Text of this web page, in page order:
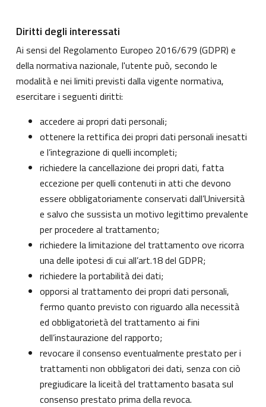
Diritti degli interessati
Ai sensi del Regolamento Europeo 2016/679 (GDPR) e
della normativa nazionale, l'utente può, secondo le
modalità e nei limiti previsti dalla vigente normativa,
esercitare i seguenti diritti:
accedere ai propri dati personali;
ottenere la rettifica dei propri dati personali inesatti
e l’integrazione di quelli incompleti;
richiedere la cancellazione dei propri dati, fatta
eccezione per quelli contenuti in atti che devono
essere obbligatoriamente conservati dall’Università
e salvo che sussista un motivo legittimo prevalente
per procedere al trattamento;
richiedere la limitazione del trattamento ove ricorra
una delle ipotesi di cui all’art.18 del GDPR;
richiedere la portabilità dei dati;
opporsi al trattamento dei propri dati personali,
fermo quanto previsto con riguardo alla necessità
ed obbligatorietà del trattamento ai fini
dell’instaurazione del rapporto;
revocare il consenso eventualmente prestato per i
trattamenti non obbligatori dei dati, senza con ciò
pregiudicare la liceità del trattamento basata sul
consenso prestato prima della revoca.